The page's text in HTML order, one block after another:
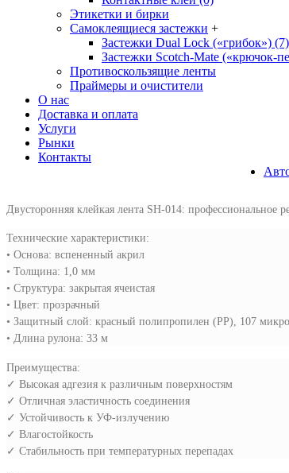
Этикетки и бирки
Самоклеящиеся застежки +
Застежки Dual Lock («грибок») (7)
Застежки Scotch-Mate («крючок-
Противоскользящие ленты
Праймеры и очистители
О нас
Доставка и оплата
Услуги
Рынки
Контакты
Двусторонняя клейкая лента SH-014: профессиональное
Технические характеристики:
• Основа: вспененный акрил
• Толщина: 1,0 мм
• Структура: закрытая ячеистая
• Цвет: прозрачный
• Защитный слой: красный полипропилен (PP), 107
• Длина рулона: 33 м
Преимущества:
✓ Высокая адгезия к различным поверхностям
✓ Отличная эластичность соединения
✓ Устойчивость к УФ-излучению
✓ Влагостойкость
✓ Стабильность при температурных перепадах